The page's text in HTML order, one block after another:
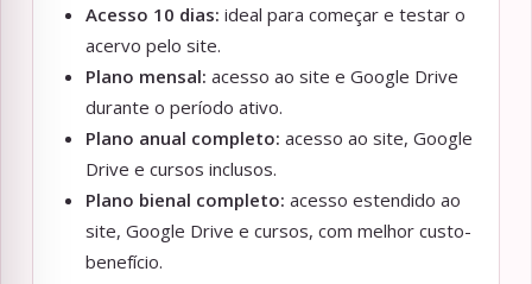
Acesso 10 dias: ideal para começar e testar o
acervo pelo site.
Plano mensal: acesso ao site e Google Drive
durante o período ativo.
Plano anual completo: acesso ao site, Google
Drive e cursos inclusos.
Plano bienal completo: acesso estendido ao
site, Google Drive e cursos, com melhor custo-
benefício.